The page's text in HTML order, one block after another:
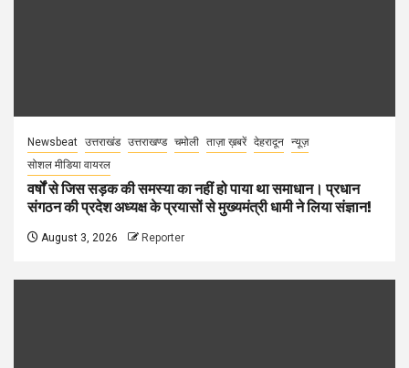
Newsbeat उत्तराखंड उत्तराखण्ड चमोली ताज़ा ख़बरें देहरादून न्यूज़
सोशल मीडिया वायरल
वर्षों से जिस सड़क की समस्या का नहीं हो पाया था समाधान। प्रधान
संगठन की प्रदेश अध्यक्ष के प्रयासों से मुख्यमंत्री धामी ने लिया संज्ञान!
August 3, 2026 Reporter